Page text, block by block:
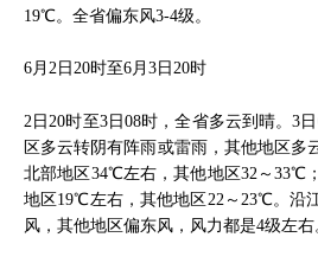
19℃。全省偏东风3-4级。
6月2日20时至6月3日20时
2日20时至3日08时，全省多云到晴。3
区多云转阴有阵雨或雷雨，其他地区多
北部地区34℃左右，其他地区32～33℃
地区19℃左右，其他地区22～23℃。沿
风，其他地区偏东风，风力都是4级左右